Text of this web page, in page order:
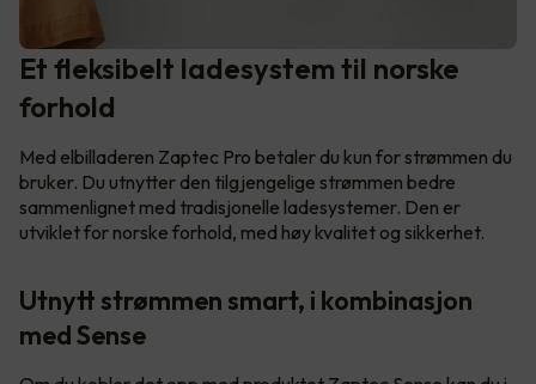
Et fleksibelt ladesystem til norske
forhold
Med elbilladeren Zaptec Pro betaler du kun for strømmen du
bruker. Du utnytter den tilgjengelige strømmen bedre
sammenlignet med tradisjonelle ladesystemer. Den er
utviklet for norske forhold, med høy kvalitet og sikkerhet.
Utnytt strømmen smart, i kombinasjon
med Sense